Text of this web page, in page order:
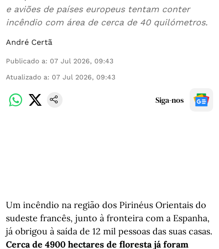
e aviões de países europeus tentam conter
incêndio com área de cerca de 40 quilómetros.
André Certã
Publicado a: 07 Jul 2026, 09:43
Atualizado a: 07 Jul 2026, 09:43
Siga-nos
Um incêndio na região dos Pirinéus Orientais do
sudeste francês, junto à fronteira com a Espanha,
já obrigou à saída de 12 mil pessoas das suas casas.
Cerca de 4900 hectares de floresta já foram